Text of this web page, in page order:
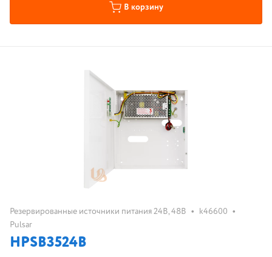
В корзину
Резервированные источники питания 24В, 48В • k46600 •
Pulsar
HPSB3524B